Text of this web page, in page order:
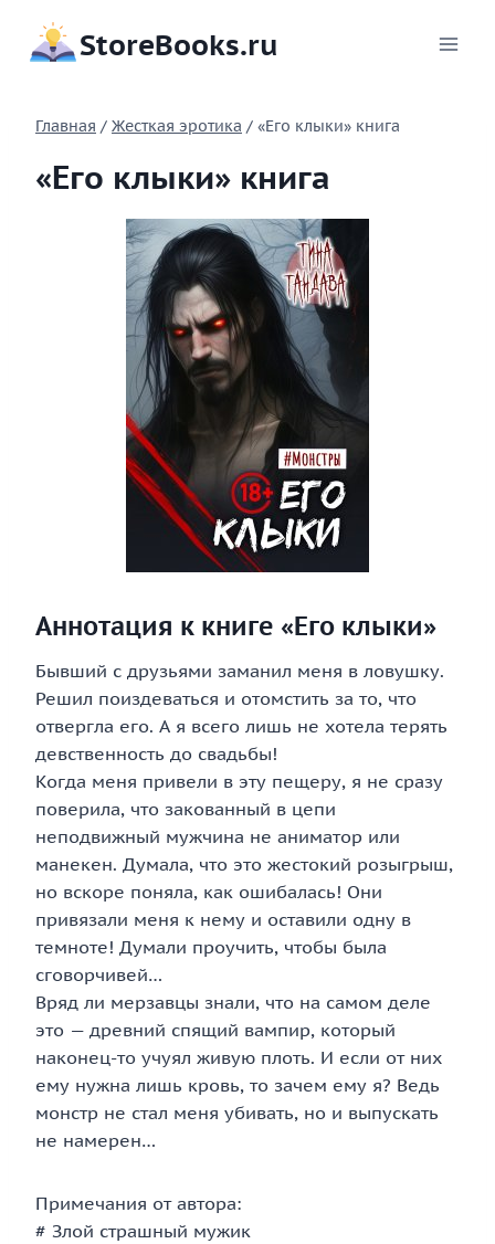
содержимому
StoreBooks.ru
Главная / Жесткая эротика / «Его клыки» книга
«Его клыки» книга
Аннотация к книге «Его клыки»
Бывший с друзьями заманил меня в ловушку.
Решил поиздеваться и отомстить за то, что
отвергла его. А я всего лишь не хотела терять
девственность до свадьбы!
Когда меня привели в эту пещеру, я не сразу
поверила, что закованный в цепи
неподвижный мужчина не аниматор или
манекен. Думала, что это жестокий розыгрыш,
но вскоре поняла, как ошибалась! Они
привязали меня к нему и оставили одну в
темноте! Думали проучить, чтобы была
сговорчивей…
Вряд ли мерзавцы знали, что на самом деле
это — древний спящий вампир, который
наконец-то учуял живую плоть. И если от них
ему нужна лишь кровь, то зачем ему я? Ведь
монстр не стал меня убивать, но и выпускать
не намерен…
Примечания от автора:
# Злой страшный мужик